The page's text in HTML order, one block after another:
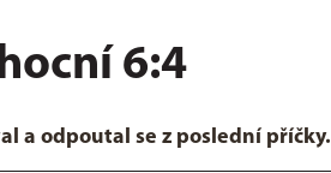
6:4
a odpoutal se z poslední příčky.